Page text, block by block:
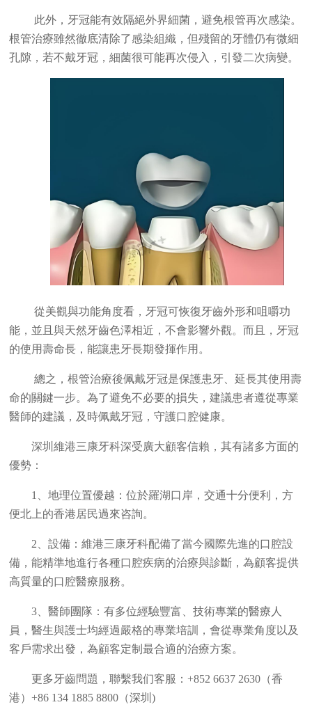
此外，牙冠能有效隔絕外界細菌，避免根管再次感染。
根管治療雖然徹底清除了感染組織，但殘留的牙體仍有微細
孔隙，若不戴牙冠，細菌很可能再次侵入，引發二次病變。
從美觀與功能角度看，牙冠可恢復牙齒外形和咀嚼功
能，並且與天然牙齒色澤相近，不會影響外觀。而且，牙冠
的使用壽命長，能讓患牙長期發揮作用。
總之，根管治療後佩戴牙冠是保護患牙、延長其使用壽
命的關鍵一步。為了避免不必要的損失，建議患者遵從專業
醫師的建議，及時佩戴牙冠，守護口腔健康。
深圳維港三康牙科深受廣大顧客信賴，其有諸多方面的
優勢：
1、地理位置優越：位於羅湖口岸，交通十分便利，方
便北上的香港居民過來咨詢。
2、設備：維港三康牙科配備了當今國際先進的口腔設
備，能精準地進行各種口腔疾病的治療與診斷，為顧客提供
高質量的口腔醫療服務。
3、醫師團隊：有多位經驗豐富、技術專業的醫療人
員，醫生與護士均經過嚴格的專業培訓，會從專業角度以及
客戶需求出發，為顧客定制最合適的治療方案。
更多牙齒問題，聯繫我们客服：+852 6637 2630（香
港）+86 134 1885 8800（深圳)